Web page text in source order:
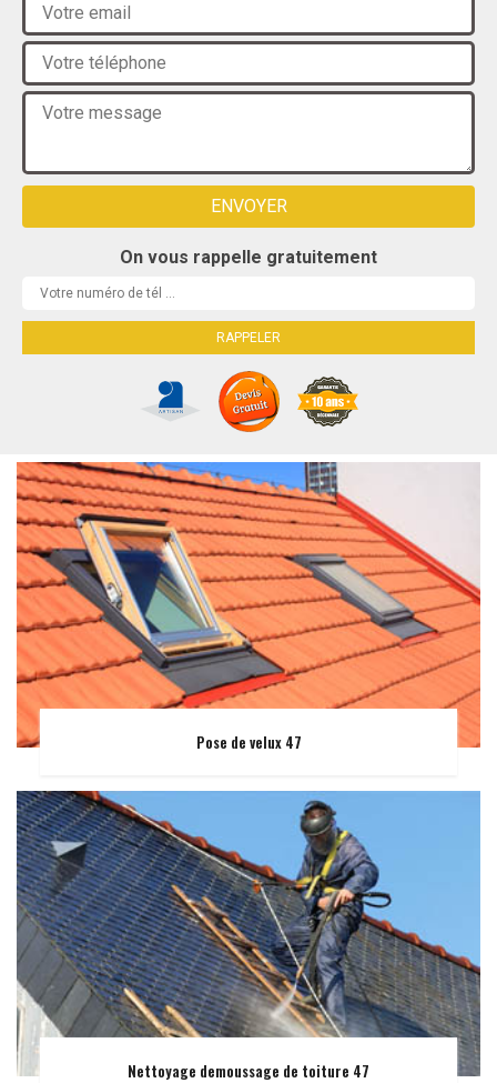
On vous rappelle gratuitement
Pose de velux 47
Nettoyage demoussage de toiture 47